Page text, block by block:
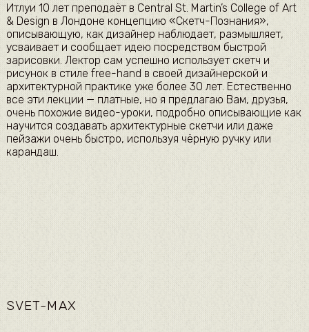
​Итлуи 10 лет преподаёт в Central St. Martin’s College of Art
& Design в Лондоне концепцию «Скетч-Познания»,
описывающую, как дизайнер наблюдает, размышляет,
усваивает и сообщает идею посредством быстрой
зарисовки. Лектор сам успешно использует скетч и
рисунок в стиле free-hand в своей дизайнерской и
архитектурной практике уже более 30 лет. Естественно
все эти лекции — платные, но я предлагаю Вам, друзья,
очень похожие видео-уроки, подробно описывающие как
научится создавать архитектурные скетчи или даже
пейзажи очень быстро, используя чёрную ручку или
карандаш.​
SVET-MAX